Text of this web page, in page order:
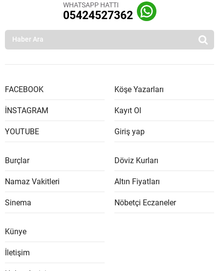
WHATSAPP HATTI
05424527362
FACEBOOK
İNSTAGRAM
YOUTUBE
Köşe Yazarları
Kayıt Ol
Giriş yap
Burçlar
Namaz Vakitleri
Sinema
Döviz Kurları
Altın Fiyatları
Nöbetçi Eczaneler
Künye
İletişim